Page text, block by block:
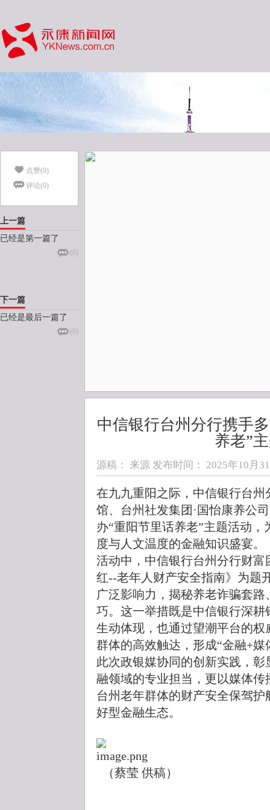
点赞(0)
评论(0)
上一篇
已经是第一篇了
(0)
下一篇
已经是最后一篇了
(0)
中信银行台州分行携手
养老”
源稿： 来源 发布时间： 2025年10月
在九九重阳之际，中信银行台
馆、台州社发集团·国怡康养公
办“重阳节里话养老”主题活动
度与人文温度的金融知识盛宴。
活动中，中信银行台州分行财
红--老年人财产安全指南》为题
广泛影响力，揭秘养老诈骗套
巧。这一举措既是中信银行深
生动体现，也通过望潮平台的
群体的高效触达，形成“金融+媒
此次政银媒协同的创新实践，
融领域的专业担当，更以媒体
台州老年群体的财产安全保驾
好型金融生态。
（蔡莹 供稿）